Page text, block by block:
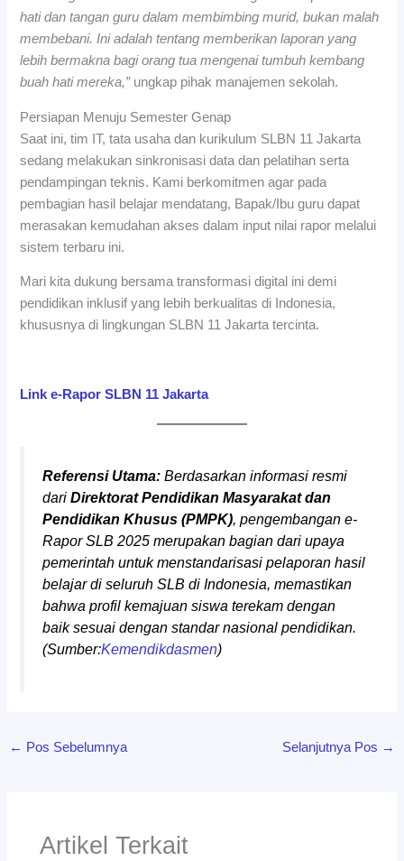
hati dan tangan guru dalam membimbing murid, bukan malah
membebani. Ini adalah tentang memberikan laporan yang
lebih bermakna bagi orang tua mengenai tumbuh kembang
buah hati mereka,”ungkap pihak manajemen sekolah.
Persiapan Menuju Semester Genap
Saat ini, tim IT, tata usaha dan kurikulum SLBN 11 Jakarta
sedang melakukan sinkronisasi data dan pelatihan serta
pendampingan teknis. Kami berkomitmen agar pada
pembagian hasil belajar mendatang, Bapak/Ibu guru dapat
merasakan kemudahan akses dalam input nilai rapor melalui
sistem terbaru ini.
Mari kita dukung bersama transformasi digital ini demi
pendidikan inklusif yang lebih berkualitas di Indonesia,
khususnya di lingkungan SLBN 11 Jakarta tercinta.
Link e-Rapor SLBN 11 Jakarta
Referensi Utama: Berdasarkan informasi resmi
dariDirektorat Pendidikan Masyarakat dan
Pendidikan Khusus (PMPK), pengembangan e-
Rapor SLB 2025 merupakan bagian dari upaya
pemerintah untuk menstandarisasi pelaporan hasil
belajar di seluruh SLB di Indonesia, memastikan
bahwa profil kemajuan siswa terekam dengan
baik sesuai dengan standar nasional pendidikan.
(Sumber:Kemendikdasmen)
← Pos Sebelumnya Selanjutnya Pos →
Artikel Terkait